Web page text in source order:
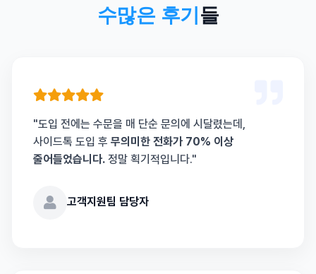
수많은 후기들
"도입 전에는 수문을 매 단순 문의에 시달렸는데,
사이드톡 도입 후 무의미한 전화가 70% 이상
줄어들었습니다. 정말 획기적입니다."
고객지원팀 담당자